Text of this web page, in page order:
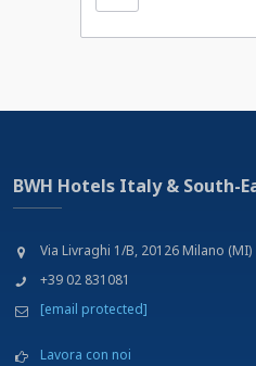
BWH Hotels Italy & South-
Via Livraghi 1/B, 20126 Milano (MI)
+39 02 831081
[email protected]
Lavora con noi